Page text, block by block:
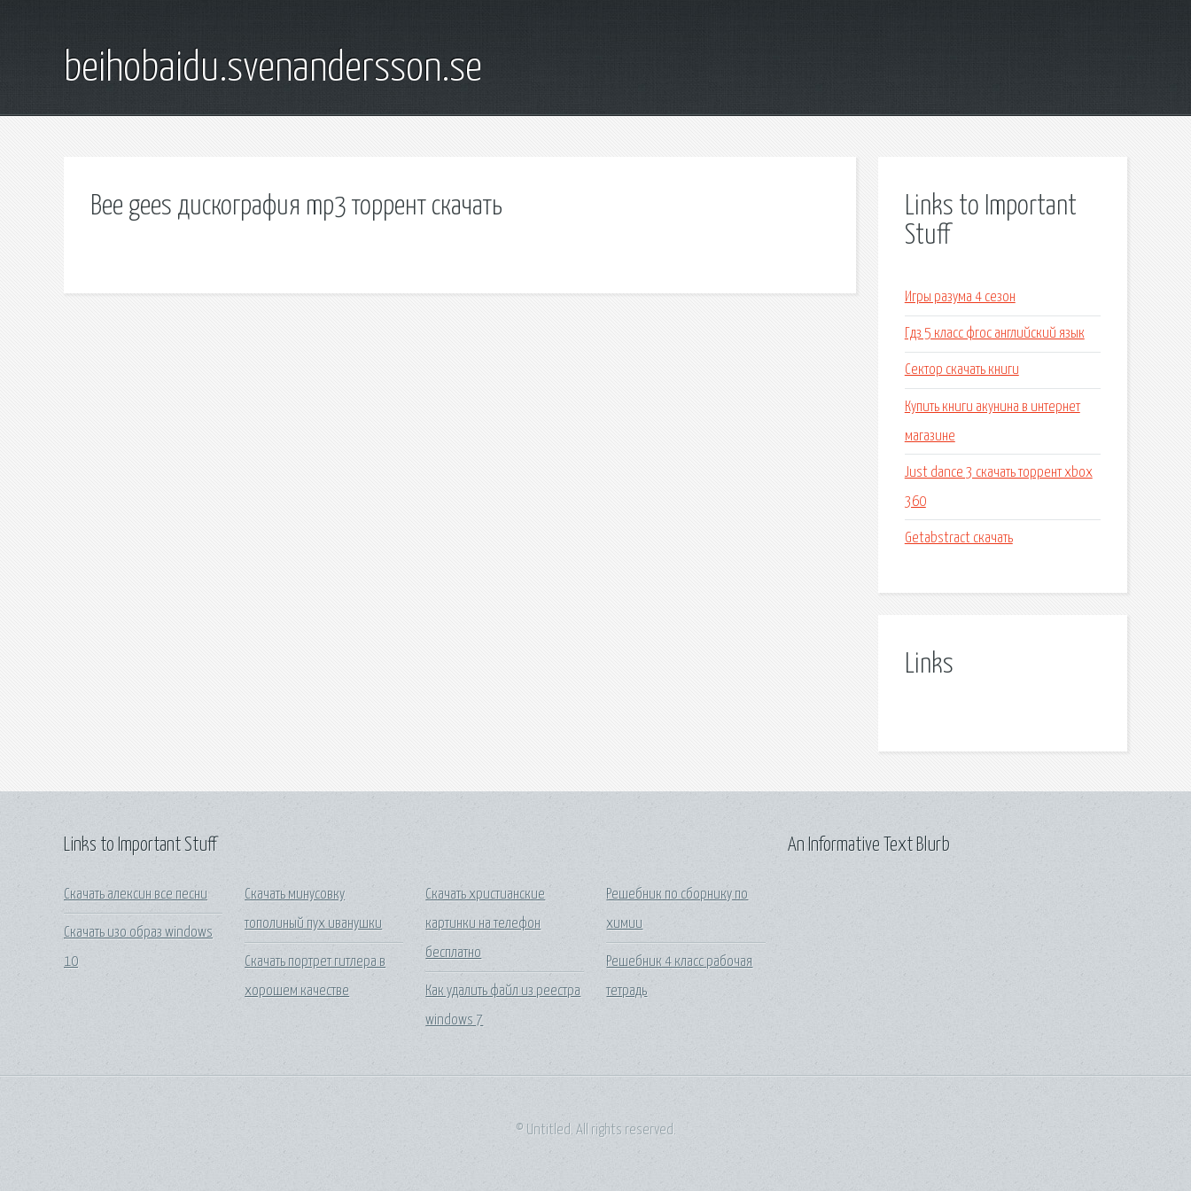
beihobaidu.svenandersson.se
Bee gees дискография mp3 торрент скачать
Links to Important
Stuff
Игры разума 4 сезон
Гдз 5 класс фгос английский язык
Сектор скачать книги
Купить книги акунина в интернет
магазине
Just dance 3 скачать торрент xbox
360
Getabstract скачать
Links
Links to Important Stuff
Скачать алексин все песни
Скачать изо образ windows
10
Скачать минусовку
тополиный пух иванушки
Скачать портрет гитлера в
хорошем качестве
Скачать христианские
картинки на телефон
бесплатно
Как удалить файл из реестра
windows 7
Решебник по сборнику по
химии
Решебник 4 класс рабочая
тетрадь
An Informative Text Blurb
© Untitled. All rights reserved.